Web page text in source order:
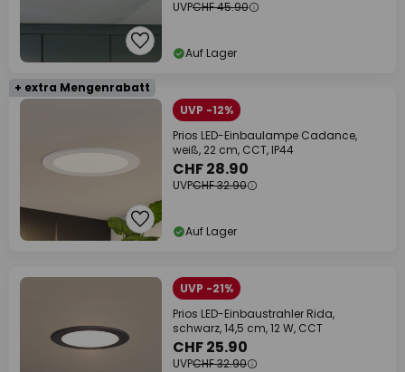
UVPCHF 45.90
Auf Lager
+ extra Mengenrabatt
UVP -12%
Prios LED-Einbaulampe Cadance,
weiß, 22 cm, CCT, IP44
CHF 28.90
UVPCHF 32.90
Auf Lager
UVP -21%
Prios LED-Einbaustrahler Rida,
schwarz, 14,5 cm, 12 W, CCT
CHF 25.90
UVPCHF 32.90